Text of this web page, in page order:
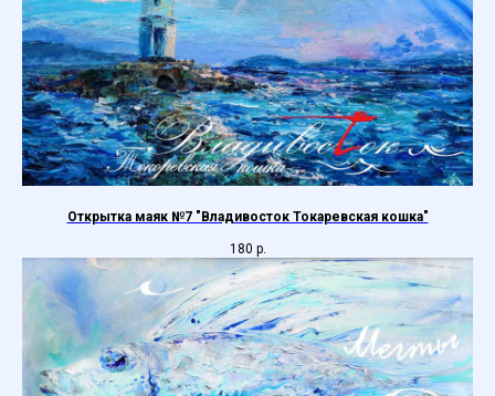
Открытка маяк №7 "Владивосток Токаревская кошка"
180 р.